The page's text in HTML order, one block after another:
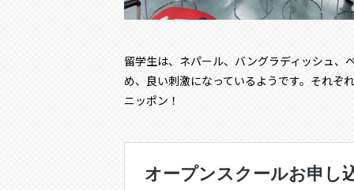
留学生は、ネパール、バングラディッシュ、
め、良い刺激になっているようです。それぞ
ニッポン！